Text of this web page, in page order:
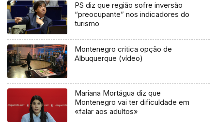
PS diz que região sofre inversão
“preocupante” nos indicadores do
turismo
Montenegro critica opção de
Albuquerque (vídeo)
Mariana Mortágua diz que
Montenegro vai ter dificuldade em
«falar aos adultos»